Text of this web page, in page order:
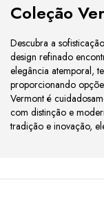
Coleção
Descubra a
design refinado
elegância atemporal,
proporcionando
Vermont é
com distinção e
tradição e inovação,